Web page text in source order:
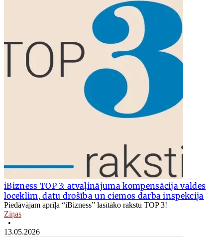
iBizness TOP 3: atvaļinājuma kompensācija valdes
loceklim, datu drošība un ciemos darba inspekcija
Piedāvājam aprīļa “iBizness” lasītāko rakstu TOP 3!
Ziņas
•
13.05.2026